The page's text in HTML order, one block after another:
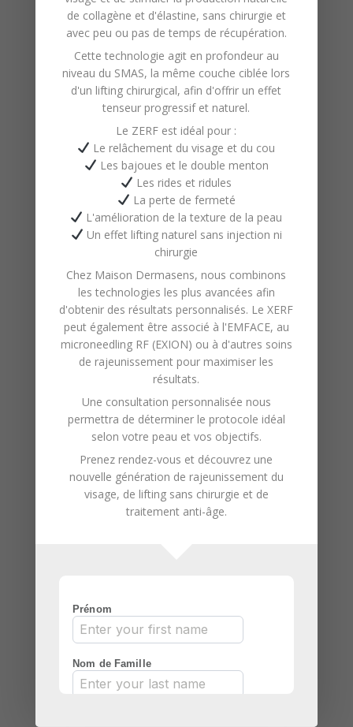
Mains
d'experts
en soins
du visage
près de
Bois-des-
Filion
Pour une peau saine, radieuse et
jeune, les traitements faciaux
professionnels de la Maison
de bien-être, ils contribuent à la
santé et à la beauté de votre peau.
pour revitaliser votre peau et
de collagène et d'élastine, sans chirurgie et
avec peu ou pas de temps de récupération.
Cette technologie agit en profondeur au
niveau du SMAS, la même couche ciblée lors
d'un lifting chirurgical, afin d'offrir un effet
tenseur progressif et naturel.
Le ZERF est idéal pour :
Le relâchement du visage et du cou
Les bajoues et le double menton
Les rides et ridules
La perte de fermeté
L'amélioration de la texture de la peau
Un effet lifting naturel sans injection ni
chirurgie
Chez Maison Dermasens, nous combinons
les technologies les plus avancées afin
d'obtenir des résultats personnalisés. Le XERF
peut également être associé à l'EMFACE, au
microneedling RF (EXION) ou à d'autres soins
de rajeunissement pour maximiser les
résultats.
Une consultation personnalisée nous
permettra de déterminer le protocole idéal
selon votre peau et vos objectifs.
Prenez rendez-vous et découvrez une
nouvelle génération de rajeunissement du
visage, de lifting sans chirurgie et de
traitement anti-âge.